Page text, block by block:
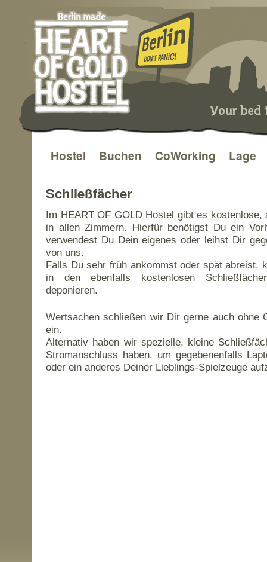
Zum
springen
Hostel Buchen CoWorking Lage
Schließfächer
Im HEART OF GOLD Hostel gibt es kostenlose,
in allen Zimmern. Hierfür benötigst Du ein
verwendest Du Dein eigenes oder leihst Dir
von uns.
Falls Du sehr früh ankommst oder spät abreist,
in den ebenfalls kostenlosen
deponieren.
Wertsachen schließen wir Dir gerne auch ohne
ein.
Alternativ haben wir spezielle, kleine
Stromanschluss haben, um gegebenenfalls
oder ein anderes Deiner Lieblings-Spielzeuge